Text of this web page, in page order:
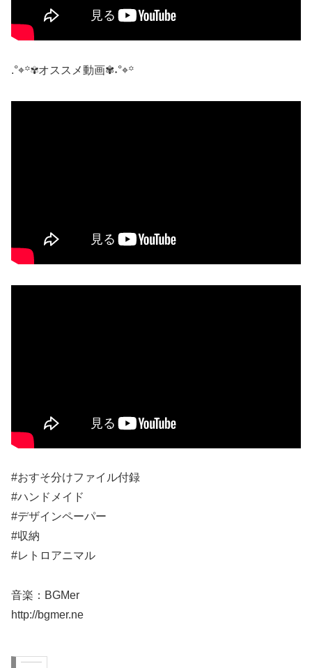
.°⌖꙳✾オススメ動画✾˖°⌖꙳
#おすそ分けファイル付録
#ハンドメイド
#デザインペーパー
#収納
#レトロアニマル
音楽：BGMer
http://bgmer.ne